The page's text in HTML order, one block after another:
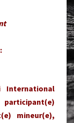
International
mineur(e),